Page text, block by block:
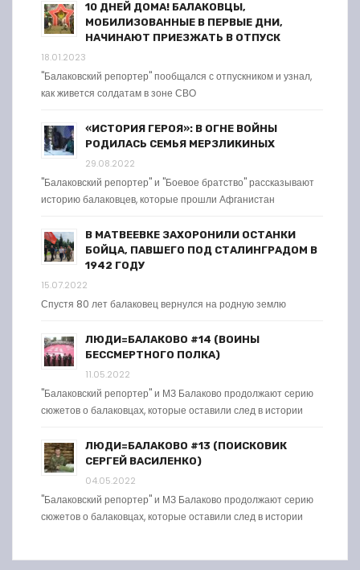
10 ДНЕЙ ДОМА! БАЛАКОВЦЫ,
МОБИЛИЗОВАННЫЕ В ПЕРВЫЕ ДНИ,
НАЧИНАЮТ ПРИЕЗЖАТЬ В ОТПУСК
18.01.2023
"Балаковский репортер" пообщался с отпускником и узнал,
как живется солдатам в зоне СВО
«ИСТОРИЯ ГЕРОЯ»: В ОГНЕ ВОЙНЫ
РОДИЛАСЬ СЕМЬЯ МЕРЗЛИКИНЫХ
29.08.2022
"Балаковский репортер" и "Боевое братство" рассказывают
историю балаковцев, которые прошли Афганистан
В МАТВЕЕВКЕ ЗАХОРОНИЛИ ОСТАНКИ
БОЙЦА, ПАВШЕГО ПОД СТАЛИНГРАДОМ В
1942 ГОДУ
15.07.2022
Спустя 80 лет балаковец вернулся на родную землю
ЛЮДИ=БАЛАКОВО #14 (ВОИНЫ
БЕССМЕРТНОГО ПОЛКА)
11.05.2022
"Балаковский репортер" и МЗ Балаково продолжают серию
сюжетов о балаковцах, которые оставили след в истории
ЛЮДИ=БАЛАКОВО #13 (ПОИСКОВИК
СЕРГЕЙ ВАСИЛЕНКО)
04.05.2022
"Балаковский репортер" и МЗ Балаково продолжают серию
сюжетов о балаковцах, которые оставили след в истории